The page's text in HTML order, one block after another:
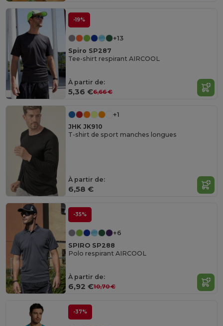
-19%
+13
Spiro SP287
Tee-shirt respirant AIRCOOL
À partir de:
5,36 €6,66 €
+1
JHK JK910
T-shirt de sport manches longues
À partir de:
6,58 €
-35%
+6
SPIRO SP288
Polo respirant AIRCOOL
À partir de:
6,92 €10,70 €
-37%